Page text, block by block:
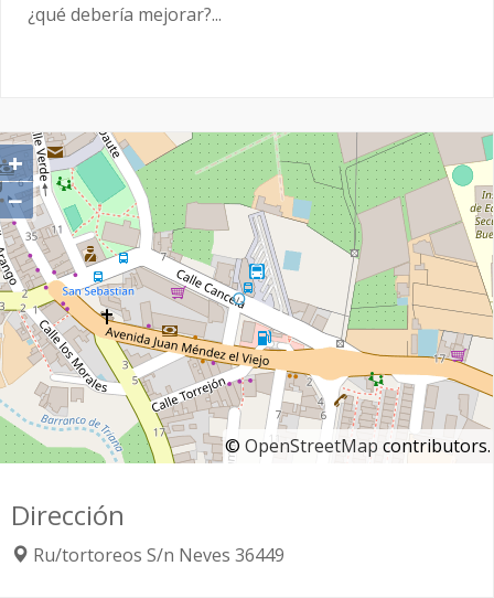
¿qué debería mejorar?...
+
−
© OpenStreetMap contributors.
Dirección
Ru/tortoreos S/n Neves 36449